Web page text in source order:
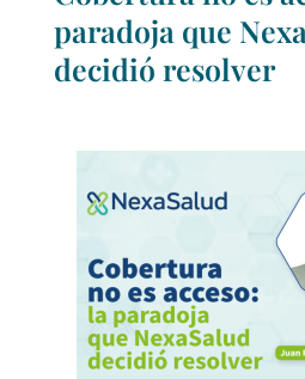
paradoja que
decidió resolver